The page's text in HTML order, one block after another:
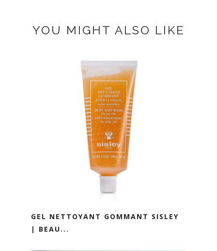
YOU MIGHT ALSO LIKE
GEL NETTOYANT GOMMANT SISLEY
| BEAU...